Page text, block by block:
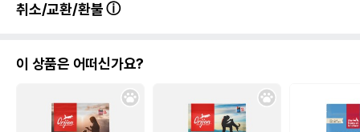
취소/교환/환불
이 상품은 어떠신가요?